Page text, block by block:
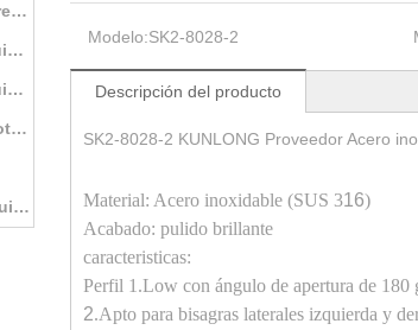
Fabricación de semiconductores, equipos de prueba
Maquinaria de alimentos y equipo de cocina comercial
Sistema de comunicación, equipos de transmisión inalámbrica.
Nueva Energía, Equipos de Protección Ambiental
Máquinas expendedoras, Máquinas expendedoras de boletos, Sistema de terminales de autoservicio
Modelo:SK2-8028-2
Descripción del producto
SK2-8028-2 KUNLONG Proveedor Acero
Material: Acero inoxidable (SUS 316)
Acabado: pulido brillante
caracteristicas:
Perfil 1.Low con ángulo de apertura de 180
2.Apto para bisagras laterales izquierda y